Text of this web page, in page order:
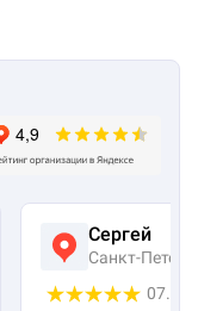
Сергей
Санкт-